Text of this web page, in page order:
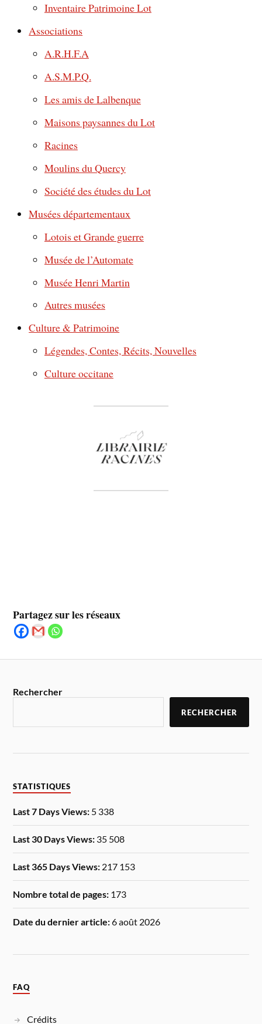
Inventaire Patrimoine Lot
Associations
A.R.H.F.A
A.S.M.P.Q.
Les amis de Lalbenque
Maisons paysannes du Lot
Racines
Moulins du Quercy
Société des études du Lot
Musées départementaux
Lotois et Grande guerre
Musée de l’Automate
Musée Henri Martin
Autres musées
Culture & Patrimoine
Légendes, Contes, Récits, Nouvelles
Culture occitane
Partagez sur les réseaux
Rechercher
RECHERCHER
STATISTIQUES
Last 7 Days Views: 5 338
Last 30 Days Views: 35 508
Last 365 Days Views: 217 153
Nombre total de pages: 173
Date du dernier article:6 août 2026
FAQ
Crédits